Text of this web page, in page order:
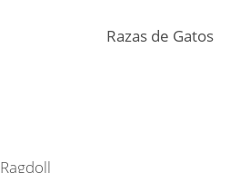
Razas de Gatos